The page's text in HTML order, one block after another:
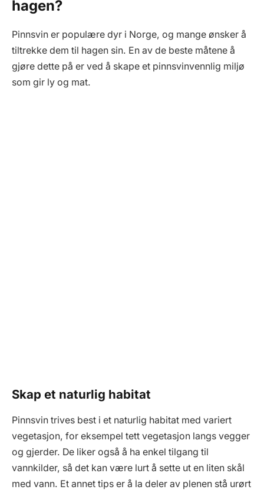
hagen?
Pinnsvin er populære dyr i Norge, og mange ønsker å
tiltrekke dem til hagen sin. En av de beste måtene å
gjøre dette på er ved å skape et pinnsvinvennlig miljø
som gir ly og mat.
Skap et naturlig habitat
Pinnsvin trives best i et naturlig habitat med variert
vegetasjon, for eksempel tett vegetasjon langs vegger
og gjerder. De liker også å ha enkel tilgang til
vannkilder, så det kan være lurt å sette ut en liten skål
med vann. Et annet tips er å la deler av plenen stå urørt